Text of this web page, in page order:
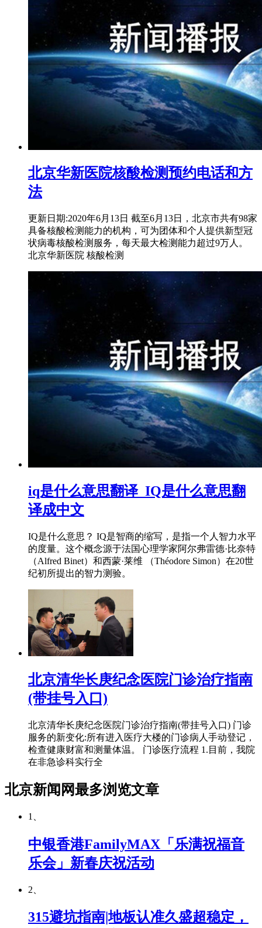
北京华新医院核酸检测预约电话和方
法
更新日期:2020年6月13日 截至6月13日，北京市共有98家
具备核酸检测能力的机构，可为团体和个人提供新型冠
状病毒核酸检测服务，每天最大检测能力超过9万人。
北京华新医院 核酸检测
iq是什么意思翻译_IQ是什么意思翻
译成中文
IQ是什么意思？ IQ是智商的缩写，是指一个人智力水平
的度量。这个概念源于法国心理学家阿尔弗雷德·比奈特
（Alfred Binet）和西蒙·莱维 （Théodore Simon）在20世
纪初所提出的智力测验。
北京清华长庚纪念医院门诊治疗指南
(带挂号入口)
北京清华长庚纪念医院门诊治疗指南(带挂号入口) 门诊
服务的新变化:所有进入医疗大楼的门诊病人手动登记，
检查健康财富和测量体温。 门诊医疗流程 1.目前，我院
在非急诊科实行全
北京新闻网最多浏览文章
1、
中银香港FamilyMAX「乐满祝福音
乐会」新春庆祝活动
2、
315避坑指南|地板认准久盛超稳定，